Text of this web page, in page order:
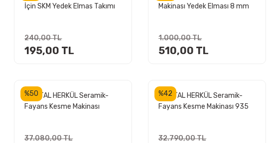
İçin SKM Yedek Elmas Takımı
240,00 TL
195,00 TL
Makinası Yedek Elması 8 mm
1.000,00 TL
510,00 TL
%50
KRİSTAL HERKÜL Seramik-
Fayans Kesme Makinası
37.080,00 TL
%42
KRİSTAL HERKÜL Seramik-
Fayans Kesme Makinası 935
32.790,00 TL